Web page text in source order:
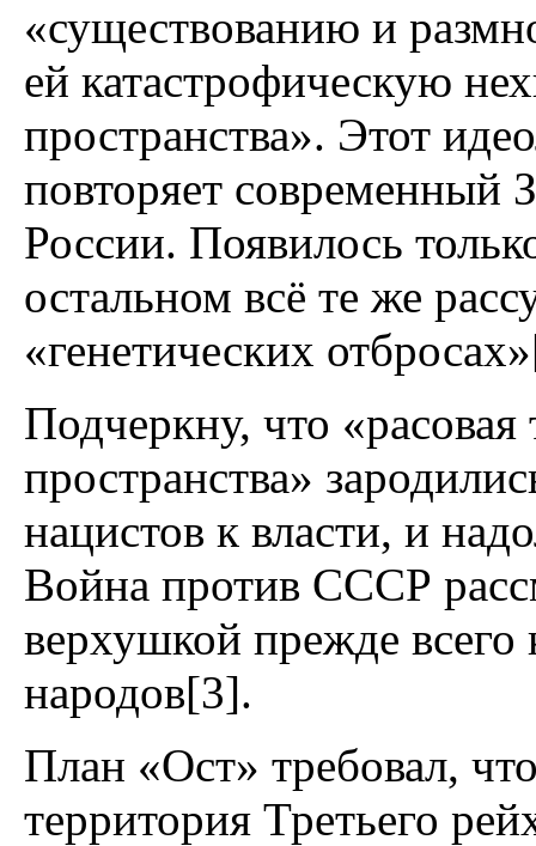
«существованию и
ей катастрофическую
пространства». Этот
повторяет современный
России. Появилось
остальном всё те же
«генетических
Подчеркну, что
пространства»
нацистов к власти, и
Война против СССР
верхушкой прежде всего
народов[3].
План «Ост» требовал,
территория Третьего